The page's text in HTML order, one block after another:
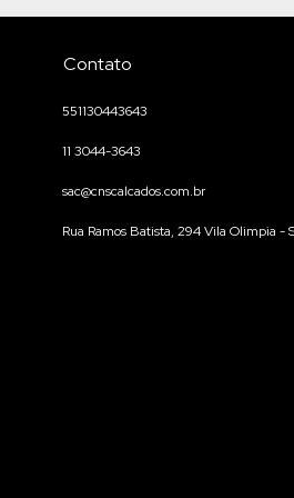
Contato
551130443643
11 3044-3643
sac@cnscalcados.com.br
Rua Ramos Batista, 294 Vila Olimpia -